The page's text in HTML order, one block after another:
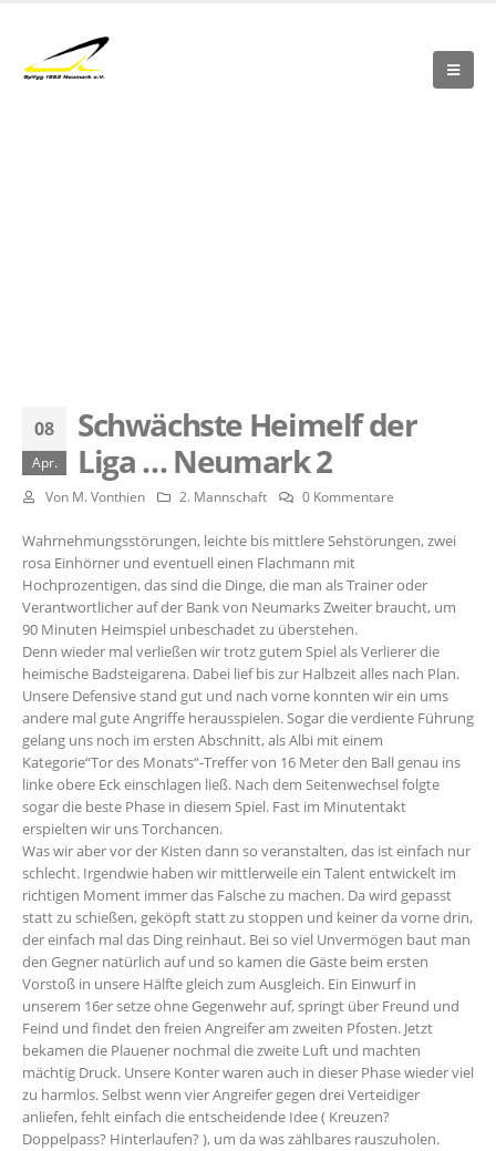
08
Apr.
Schwächste Heimelf der
Liga … Neumark 2
Von M. Vonthien 2. Mannschaft 0 Kommentare
Wahrnehmungsstörungen, leichte bis mittlere Sehstörungen, zwei
rosa Einhörner und eventuell einen Flachmann mit
Hochprozentigen, das sind die Dinge, die man als Trainer oder
Verantwortlicher auf der Bank von Neumarks Zweiter braucht, um
90 Minuten Heimspiel unbeschadet zu überstehen.
Denn wieder mal verließen wir trotz gutem Spiel als Verlierer die
heimische Badsteigarena. Dabei lief bis zur Halbzeit alles nach Plan.
Unsere Defensive stand gut und nach vorne konnten wir ein ums
andere mal gute Angriffe herausspielen. Sogar die verdiente Führung
gelang uns noch im ersten Abschnitt, als Albi mit einem
Kategorie“Tor des Monats“-Treffer von 16 Meter den Ball genau ins
linke obere Eck einschlagen ließ. Nach dem Seitenwechsel folgte
sogar die beste Phase in diesem Spiel. Fast im Minutentakt
erspielten wir uns Torchancen.
Was wir aber vor der Kisten dann so veranstalten, das ist einfach nur
schlecht. Irgendwie haben wir mittlerweile ein Talent entwickelt im
richtigen Moment immer das Falsche zu machen. Da wird gepasst
statt zu schießen, geköpft statt zu stoppen und keiner da vorne drin,
der einfach mal das Ding reinhaut. Bei so viel Unvermögen baut man
den Gegner natürlich auf und so kamen die Gäste beim ersten
Vorstoß in unsere Hälfte gleich zum Ausgleich. Ein Einwurf in
unserem 16er setze ohne Gegenwehr auf, springt über Freund und
Feind und findet den freien Angreifer am zweiten Pfosten. Jetzt
bekamen die Plauener nochmal die zweite Luft und machten
mächtig Druck. Unsere Konter waren auch in dieser Phase wieder viel
zu harmlos. Selbst wenn vier Angreifer gegen drei Verteidiger
anliefen, fehlt einfach die entscheidende Idee ( Kreuzen?
Doppelpass? Hinterlaufen? ), um da was zählbares rauszuholen.